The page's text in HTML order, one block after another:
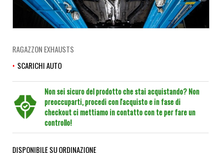
RAGAZZON EXHAUSTS
SCARICHI AUTO
Non sei sicuro del prodotto che stai acquistando? Non
preoccuparti, procedi con l'acquisto e in fase di
checkout ci mettiamo in contatto con te per fare un
controllo!
DISPONIBILE SU ORDINAZIONE